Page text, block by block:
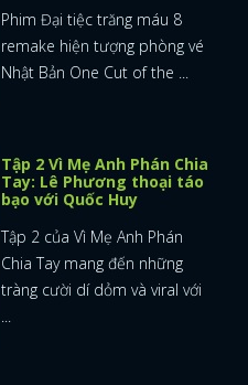
Phim Đại tiệc trăng máu 8
remake hiện tượng phòng vé
Nhật Bản One Cut of the ...
Tập 2 Vì Mẹ Anh Phán Chia
Tay: Lê Phương thoại táo
bạo với Quốc Huy
Tập 2 của Vì Mẹ Anh Phán
Chia Tay mang đến những
tràng cười dí dỏm và viral với